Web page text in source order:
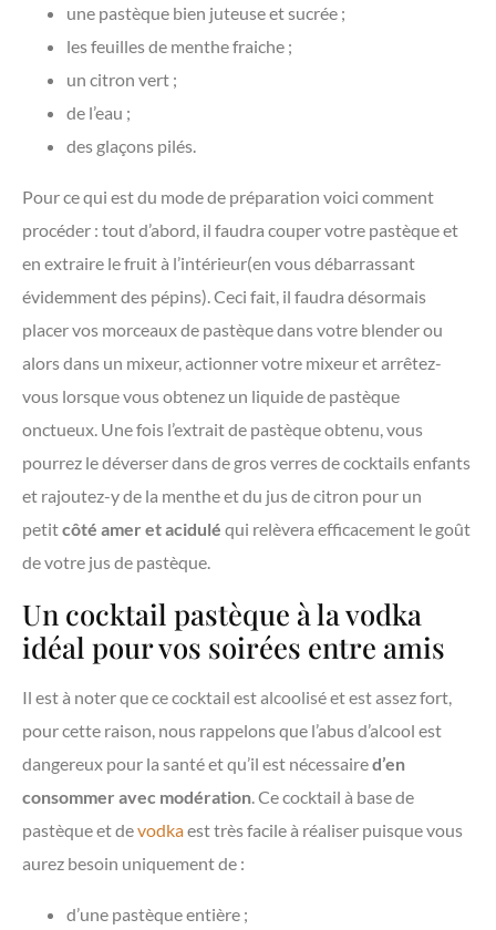
une pastèque bien juteuse et sucrée ;
les feuilles de menthe fraiche ;
un citron vert ;
de l’eau ;
des glaçons pilés.
Pour ce qui est du mode de préparation voici comment
procéder : tout d’abord, il faudra couper votre pastèque et
en extraire le fruit à l’intérieur(en vous débarrassant
évidemment des pépins). Ceci fait, il faudra désormais
placer vos morceaux de pastèque dans votre blender ou
alors dans un mixeur, actionner votre mixeur et arrêtez-
vous lorsque vous obtenez un liquide de pastèque
onctueux. Une fois l’extrait de pastèque obtenu, vous
pourrez le déverser dans de gros verres de cocktails enfants
et rajoutez-y de la menthe et du jus de citron pour un
petitcôté amer et acidulé qui relèvera efficacement le goût
de votre jus de pastèque.
Un cocktail pastèque à la vodka
idéal pour vos soirées entre amis
Il est à noter que ce cocktail est alcoolisé et est assez fort,
pour cette raison, nous rappelons que l’abus d’alcool est
dangereux pour la santé et qu’il est nécessaired’en
consommer avec modération . Ce cocktail à base de
pastèque et devodkaest très facile à réaliser puisque vous
aurez besoin uniquement de :
d’une pastèque entière ;